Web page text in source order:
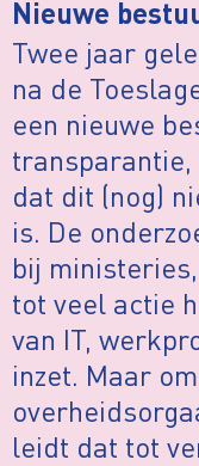
Nieuwe
Twee jaar
na de
een nieuwe
dat dit (nog)
is. De
bij
tot veel actie
van IT,
inzet. Maar
leidt dat tot